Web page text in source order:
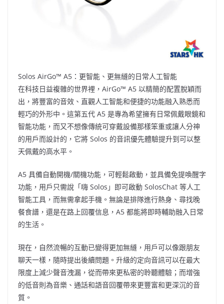
Solos AirGo™ A5：更智能、更無縫的日常人工智能
在科技日益複雜的世界裡，AirGo™ A5 以精簡的配置脫穎而
出，將豐富的音效、直觀人工智能和便捷的功能融入熟悉而
輕巧的外形中。這第五代 A5 是專為希望擁有日常佩戴眼鏡和
智能功能，而又不想像傳統可穿戴設備那樣笨重或讓人分神
的用戶而設計的，它將 Solos 的音訊優先體驗提升到可以整
天佩戴的高水平。
A5 具備自動開機/關機功能，可輕鬆啟動，並具備免提喚醒字
功能，用戶只需說「嗨 Solos」即可啟動 SolosChat 等人工
智能工具，而無需拿起手機。無論是排隊進行熱身、尋找晚
餐食譜，還是在路上回覆信息，A5 都能將即時輔助融入日常
的生活。
現在，自然流暢的互動已變得更加無縫，用戶可以像跟朋友
聊天一樣，隨時提出後續問題。升級的定向音訊可以在最大
限度上減少聲音洩漏，從而帶來更私密的聆聽體驗；而增強
的低音則為音樂、通話和語音回覆帶來更豐富和更深沉的音
質。